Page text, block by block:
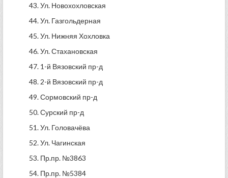
43. Ул. Новохохловская
44. Ул. Газгольдерная
45. Ул. Нижняя Хохловка
46. Ул. Стахановская
47. 1-й Вязовский пр-д
48. 2-й Вязовский пр-д
49. Сормовский пр-д
50. Сурский пр-д
51. Ул. Головачёва
52. Ул. Чагинская
53. Пр.пр. №3863
54. Пр.пр. №5384